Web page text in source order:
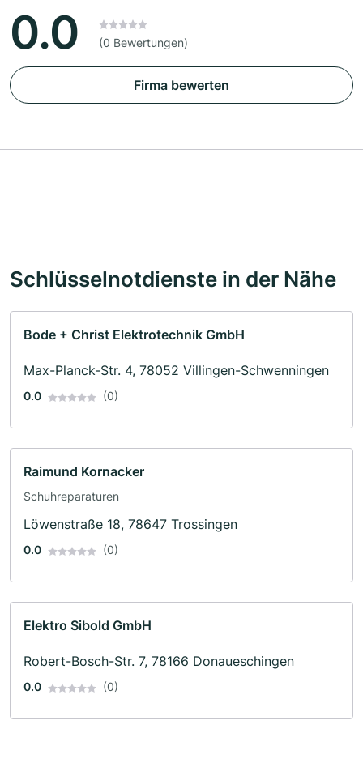
0.0 (0 Bewertungen)
Firma bewerten
Schlüsselnotdienste in der Nähe
Bode + Christ Elektrotechnik GmbH
Max-Planck-Str. 4, 78052 Villingen-Schwenningen
0.0 (0)
Raimund Kornacker
Schuhreparaturen
Löwenstraße 18, 78647 Trossingen
0.0 (0)
Elektro Sibold GmbH
Robert-Bosch-Str. 7, 78166 Donaueschingen
0.0 (0)